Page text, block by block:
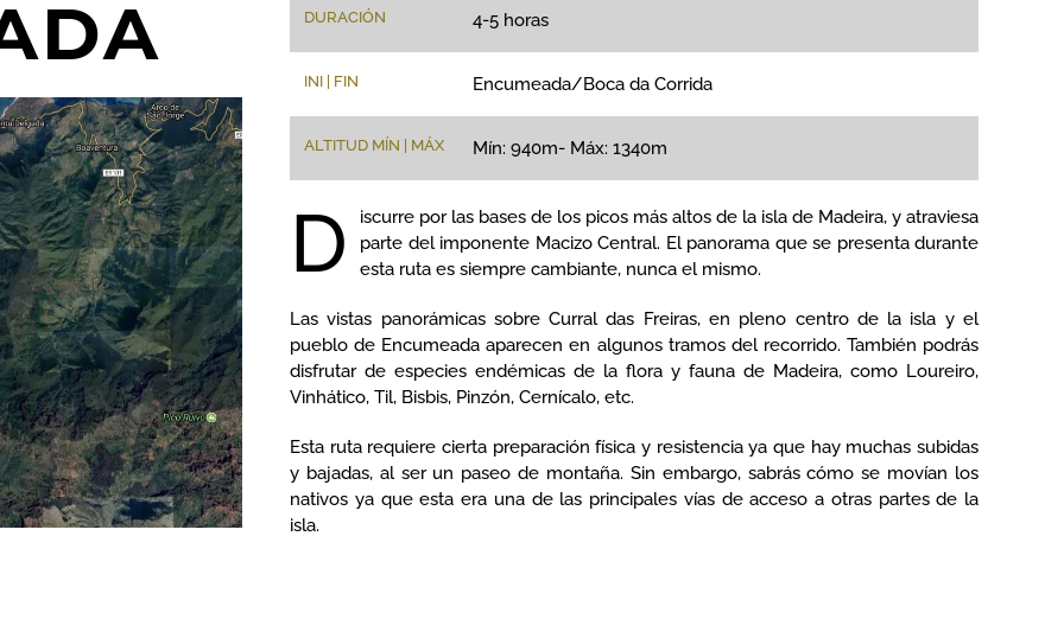
DURACIÓN 4-5 horas
INI | FIN Encumeada/Boca da Corrida
ALTITUD MÍN | MÁX Mín: 940m- Máx: 1340m
D
iscurre por las bases de los picos más altos de la isla de Madeira, y atraviesa
parte del imponente Macizo Central. El panorama que se presenta durante
esta ruta es siempre cambiante, nunca el mismo.
Las vistas panorámicas sobre Curral das Freiras, en pleno centro de la isla y el
pueblo de Encumeada aparecen en algunos tramos del recorrido. También podrás
disfrutar de especies endémicas de la flora y fauna de Madeira, como Loureiro,
Vinhático, Til, Bisbis, Pinzón, Cernícalo, etc.
Esta ruta requiere cierta preparación física y resistencia ya que hay muchas subidas
y bajadas, al ser un paseo de montaña. Sin embargo, sabrás cómo se movían los
nativos ya que esta era una de las principales vías de acceso a otras partes de la
isla.